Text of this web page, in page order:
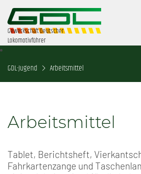
Gewerkschaft Deutscher
Lokomotivführer
GDL-Jugend Arbeitsmittel
Arbeitsmittel
Tablet, Berichtsheft,
Fahrkartenzange und